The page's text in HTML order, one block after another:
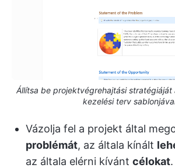
Állítsa be projektvégrehajtási stratégiáját
kezelési terv
Vázolja fel a projekt által
problémát, az általa kínált
az általa elérni kívánt célokat.